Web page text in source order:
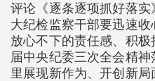
评论《逐条逐项抓好落
大纪检监察干部要迅速
放心不下的责任感、积
届中央纪委三次全会精
里展现新作为、开创新